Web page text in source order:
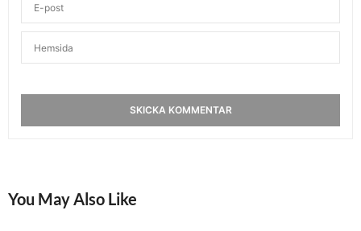
You May Also Like